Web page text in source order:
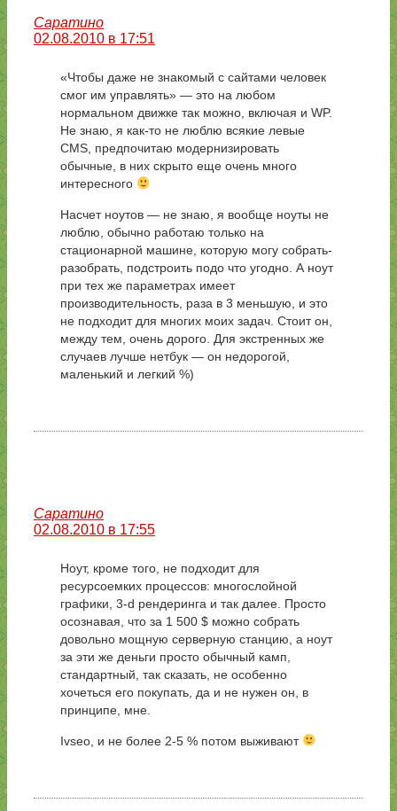
Саратино
02.08.2010 в 17:51
«Чтобы даже не знакомый с сайтами человек
смог им управлять» — это на любом
нормальном движке так можно, включая и WP.
Не знаю, я как-то не люблю всякие левые
CMS, предпочитаю модернизировать
обычные, в них скрыто еще очень много
интересного
Насчет ноутов — не знаю, я вообще ноуты не
люблю, обычно работаю только на
стационарной машине, которую могу собрать-
разобрать, подстроить подо что угодно. А ноут
при тех же параметрах имеет
производительность, раза в 3 меньшую, и это
не подходит для многих моих задач. Стоит он,
между тем, очень дорого. Для экстренных же
случаев лучше нетбук — он недорогой,
маленький и легкий %)
Саратино
02.08.2010 в 17:55
Ноут, кроме того, не подходит для
ресурсоемких процессов: многослойной
графики, 3-d рендеринга и так далее. Просто
осознавая, что за 1 500 $ можно собрать
довольно мощную серверную станцию, а ноут
за эти же деньги просто обычный камп,
стандартный, так сказать, не особенно
хочеться его покупать, да и не нужен он, в
принципе, мне.
Ivseo, и не более 2-5 % потом выживают